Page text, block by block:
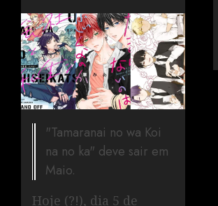
"Tamaranai no wa Koi
na no ka" deve sair em
Maio.
Hoje (?!), dia 5 de